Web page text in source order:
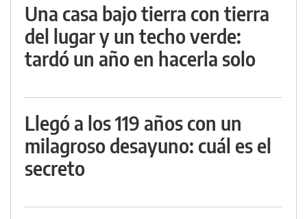
Una casa bajo tierra con tierra
del lugar y un techo verde:
tardó un año en hacerla solo
Llegó a los 119 años con un
milagroso desayuno: cuál es el
secreto